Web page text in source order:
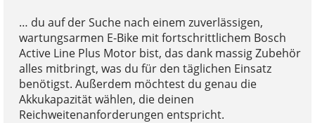
… du auf der Suche nach einem zuverlässigen,
wartungsarmen E-Bike mit fortschrittlichem Bosch
Active Line Plus Motor bist, das dank massig Zubehör
alles mitbringt, was du für den täglichen Einsatz
benötigst. Außerdem möchtest du genau die
Akkukapazität wählen, die deinen
Reichweitenanforderungen entspricht.